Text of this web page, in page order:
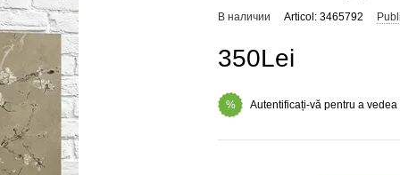
В наличии Articol: 3465792
350Lei
% Autentificați-vă pentru a